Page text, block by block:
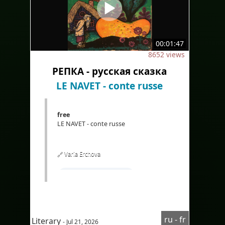
#altyazılarTürkçe
#Bilingue
#sous-titresbilingues
#İkidilli
#İkidillialtyazılar
#Fransızcadinlediğinianlama
#Traduction
#IA
#Çeviri
#eLearning
00:01:47
8652 views
РЕПКА - русская сказка
LE NAVET - conte russe
free
LE NAVET - conte russe
🔗 Varia Erchova
Literary - Jul 21, 2026 ru - fr